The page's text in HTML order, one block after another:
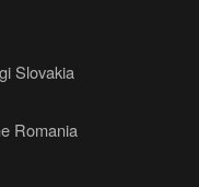
Slovakia
Romania